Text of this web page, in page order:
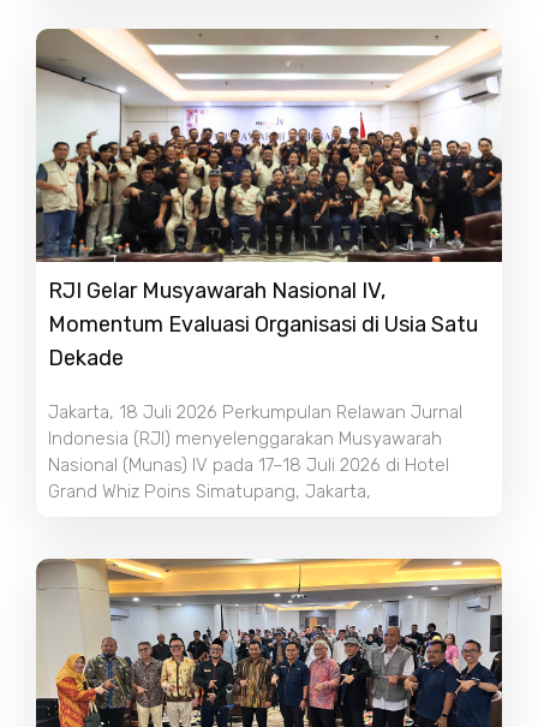
RJI Gelar Musyawarah Nasional IV,
Momentum Evaluasi Organisasi di Usia Satu
Dekade
Jakarta, 18 Juli 2026 Perkumpulan Relawan Jurnal
Indonesia (RJI) menyelenggarakan Musyawarah
Nasional (Munas) IV pada 17–18 Juli 2026 di Hotel
Grand Whiz Poins Simatupang, Jakarta,